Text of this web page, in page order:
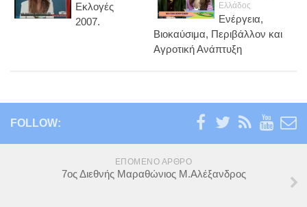
Blog
Εκλογές
2007.
Ελλάδος
Ενέργεια,
Βιοκαύσιμα, Περιβάλλον και
Αγροτική Ανάπτυξη
FOLLOW:
ΕΠΌΜΕΝΟ ΆΡΘΡΟ
7ος Διεθνής Μαραθώνιος Μ.Αλέξανδρος